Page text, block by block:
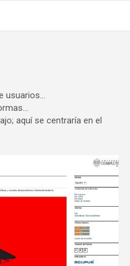
usuarios…
aquí se centraría en el